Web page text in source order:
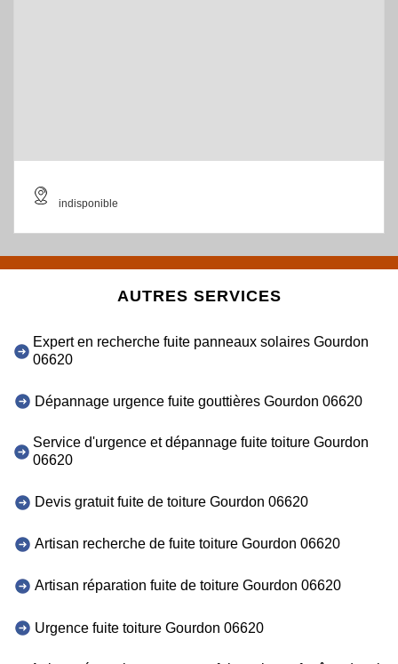
indisponible
AUTRES SERVICES
Expert en recherche fuite panneaux solaires Gourdon
06620
Dépannage urgence fuite gouttières Gourdon 06620
Service d'urgence et dépannage fuite toiture Gourdon
06620
Devis gratuit fuite de toiture Gourdon 06620
Artisan recherche de fuite toiture Gourdon 06620
Artisan réparation fuite de toiture Gourdon 06620
Urgence fuite toiture Gourdon 06620